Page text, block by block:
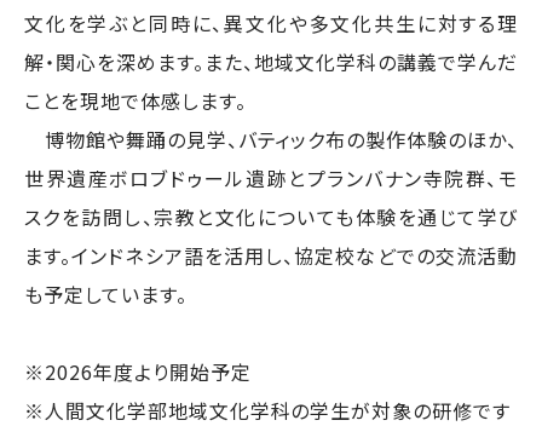
文化を学ぶと同時に、異文化や多文化共生に対する理
解・関心を深めます。また、地域文化学科の講義で学んだ
ことを現地で体感します。
博物館や舞踊の見学、バティック布の製作体験のほか、
世界遺産ボロブドゥール遺跡とプランバナン寺院群、モ
スクを訪問し、宗教と文化についても体験を通じて学び
ます。インドネシア語を活用し、協定校などでの交流活動
も予定しています。
※2026年度より開始予定
※人間文化学部地域文化学科の学生が対象の研修です